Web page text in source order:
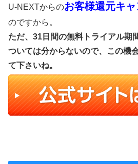
U-NEXTからのお客様還元キ
のですから。
ただ、31日間の無料トライアル期
ついては分からないので、この機
て下さいね。